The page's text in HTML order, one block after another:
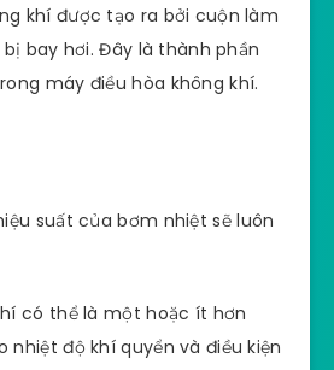
khí được tạo ra bởi cuộn làm
bay hơi. Đây là thành phần
máy điều hòa không khí.
suất của bơm nhiệt sẽ luôn
có thể là một hoặc ít hơn
độ khí quyển và điều kiện